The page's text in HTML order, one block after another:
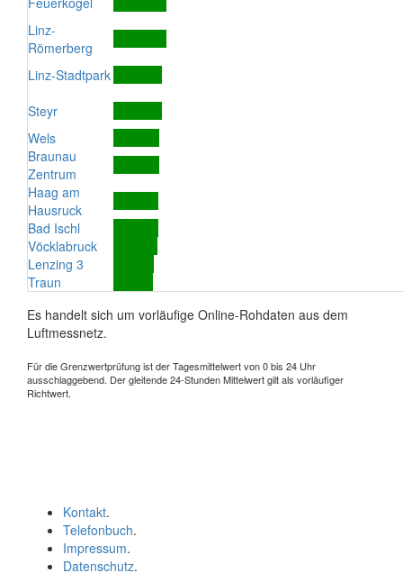
Linz-
Römerberg
Linz-Stadtpark
Steyr
Wels
Braunau
Zentrum
Haag am
Hausruck
Bad Ischl
Vöcklabruck
Lenzing 3
Traun
Es handelt sich um vorläufige Online-Rohdaten aus dem
Luftmessnetz.
Für die Grenzwertprüfung ist der Tagesmittelwert von 0 bis 24 Uhr
ausschlaggebend. Der gleitende 24-Stunden Mittelwert gilt als vorläufiger
Richtwert.
Kontakt.
Telefonbuch.
Impressum.
Datenschutz.